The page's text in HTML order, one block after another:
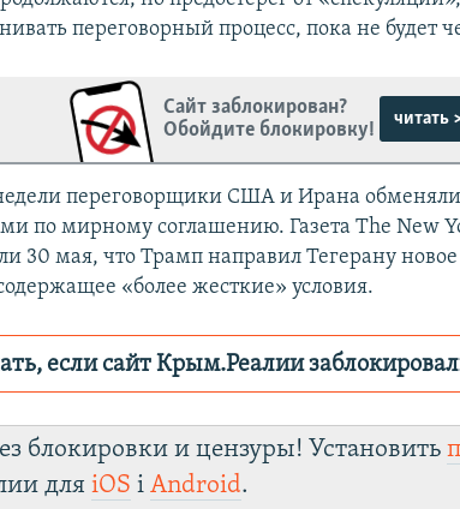
переговорный процесс, пока не будет
Сайт заблокирован?
Обойдите блокировку!
читать
переговорщики США и Ирана
по мирному соглашению. Газета The New
30 мая, что Трамп направил Тегерану
«более жесткие» условия.
если сайт Крым.Реалии
Telegram Instagram Viber
блокировки и цензуры! Установить
дляiOS іAndroid.